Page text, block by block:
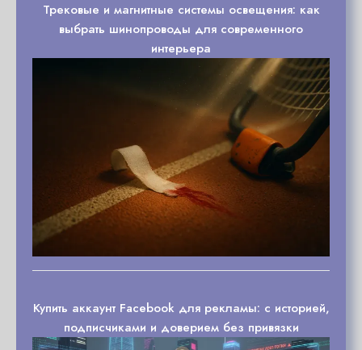
Трековые и магнитные системы освещения: как
выбрать шинопроводы для современного
интерьера
Купить аккаунт Facebook для рекламы: с историей,
подписчиками и доверием без привязки